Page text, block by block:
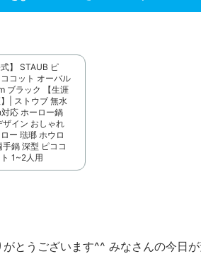
式】 STAUB ピ
コット オーバル
ブラック 【生涯
| ストウブ 無水
応 ホーロー鍋
ザイン おしゃれ
ー 琺瑯 ホウロ
手鍋 深型 ピココ
1~2人用
とうございます^^ みなさんの今日が